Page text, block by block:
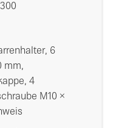
6
mm,
4
M10 ×